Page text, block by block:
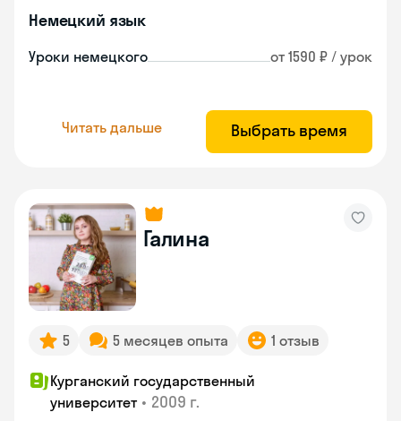
Немецкий язык
Уроки немецкого от 1590 ₽ / урок
Читать дальше Выбрать время
Галина
5 5 месяцев опыта 1 отзыв
Курганский государственный
университет • 2009 г.